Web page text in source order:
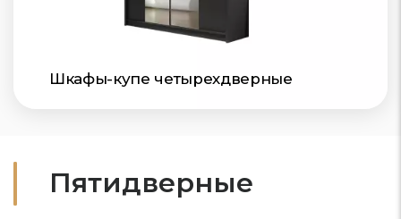
Шкафы-купе четырехдверные
Пятидверные